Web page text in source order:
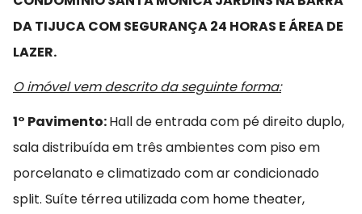
DA TIJUCA COM SEGURANÇA 24 HORAS E ÁREA DE
LAZER.
O imóvel vemdescrito da seguinte forma:
1° Pavimento:Hall de entrada com pé direito duplo,
sala distribuída em três ambientes com piso em
porcelanato e climatizado com ar condicionado
split. Suíte térrea utilizada com home theater,